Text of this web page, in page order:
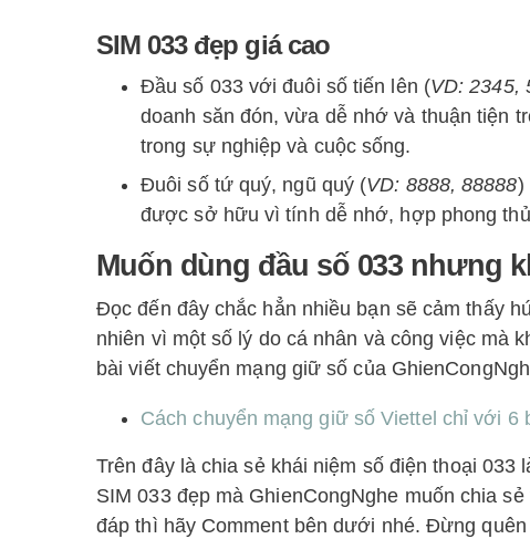
SIM 033 đẹp giá cao
Đầu số 033 với đuôi số tiến lên (VD: 2345,
doanh săn đón, vừa dễ nhớ và thuận tiện
trong sự nghiệp và cuộc sống.
Đuôi số tứ quý, ngũ quý (VD: 8888, 88888)
được sở hữu vì tính dễ nhớ, hợp phong
Muốn dùng đầu số 033 nhưng
Đọc đến đây chắc hẳn nhiều bạn sẽ cảm thấy
nhiên vì một số lý do cá nhân và công việc mà
bài viết chuyển mạng giữ số của
Cách chuyển mạng giữ số Viettel chỉ với 6
Trên đây là chia sẻ khái niệm số điện thoại
SIM 033 đẹp mà GhienCongNghe muốn chia
đáp thì hãy Comment bên dưới nhé. Đừng